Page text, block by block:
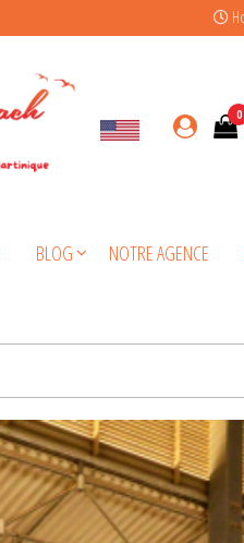
0
BLOG NOTRE AGENCE